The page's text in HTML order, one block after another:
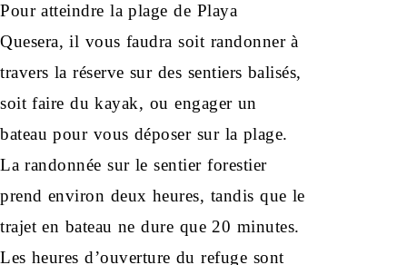
Pour atteindre la plage de Playa
Quesera, il vous faudra soit randonner à
travers la réserve sur des sentiers balisés,
soit faire du kayak, ou engager un
bateau pour vous déposer sur la plage.
La randonnée sur le sentier forestier
prend environ deux heures, tandis que le
trajet en bateau ne dure que 20 minutes.
Les heures d’ouverture du refuge sont